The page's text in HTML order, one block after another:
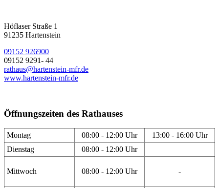
Höflaser Straße 1
91235 Hartenstein
09152 926900
09152 9291- 44
rathaus@hartenstein-mfr.de
www.hartenstein-mfr.de
Öffnungszeiten des Rathauses
Montag 08:00 - 12:00 Uhr
13:00 - 16:00 Uhr
Dienstag
08:00 - 12:00 Uhr
Mittwoch 08:00 - 12:00 Uhr -